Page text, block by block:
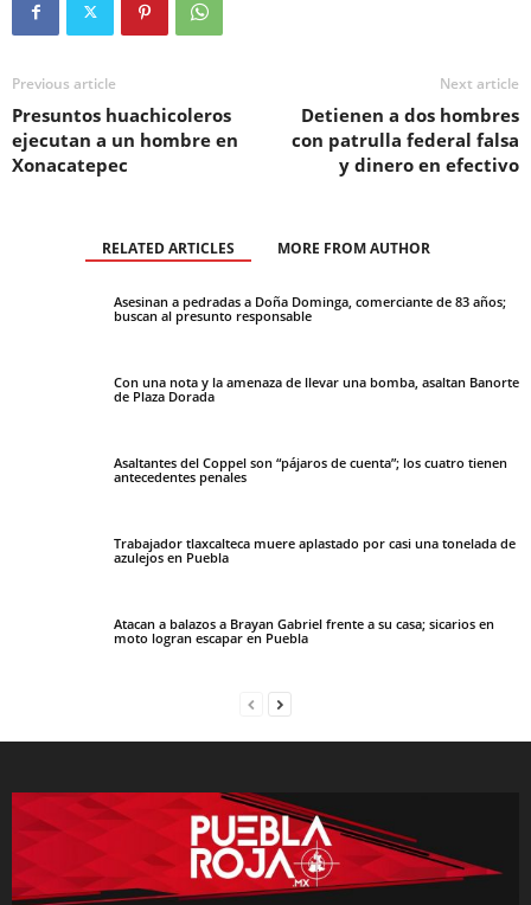
Previous article
Presuntos huachicoleros
ejecutan a un hombre en
Xonacatepec
Next article
Detienen a dos hombres
con patrulla federal falsa
y dinero en efectivo
RELATED ARTICLES MORE FROM AUTHOR
Asesinan a pedradas a Doña Dominga, comerciante de 83 años;
buscan al presunto responsable
Con una nota y la amenaza de llevar una bomba, asaltan Banorte
de Plaza Dorada
Asaltantes del Coppel son “pájaros de cuenta”; los cuatro tienen
antecedentes penales
Trabajador tlaxcalteca muere aplastado por casi una tonelada de
azulejos en Puebla
Atacan a balazos a Brayan Gabriel frente a su casa; sicarios en
moto logran escapar en Puebla